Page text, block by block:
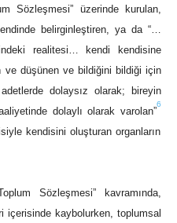
Sözleşmesi” üzerinde kurulan,
belirginleştiren, ya da “…
realitesi… kendi kendisine
ve düşünen ve bildiğini bildiği için
dolaysız olarak; bireyin
dolaylı olarak varolan”
6
kendisini oluşturan organların
Sözleşmesi” kavramında,
içerisinde kaybolurken, toplumsal